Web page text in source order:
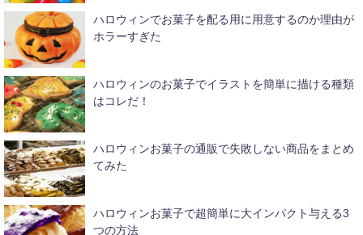
ハロウィンでお菓子を配る用に用意するのか理由が
ホラーすぎた
ハロウィンのお菓子でイラストを簡単に描ける種類
はコレだ！
ハロウィンお菓子の通販で失敗しない商品をまとめ
てみた
ハロウィンお菓子で超簡単に大インパクト与える3
つの方法